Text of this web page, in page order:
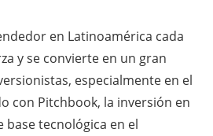
en Latinoamérica cada
y se convierte en un gran
especialmente en el
con Pitchbook, la inversión en
tecnológica en el